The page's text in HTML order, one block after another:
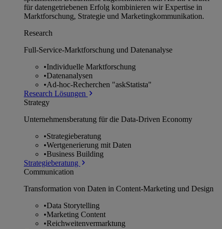
für datengetriebenen Erfolg kombinieren wir Expertise in
Marktforschung, Strategie und Marketingkommunikation.
Research
Full-Service-Marktforschung und Datenanalyse
•Individuelle Marktforschung
•Datenanalysen
•Ad-hoc-Recherchen "askStatista"
Research Lösungen
Strategy
Unternehmens­beratung für die Data-Driven Economy
•Strategieberatung
•Wertgenerierung mit Daten
•Business Building
Strategieberatung
Communication
Transformation von Daten in Content-Marketing und Design
•Data Storytelling
•Marketing Content
•Reichweitenvermarktung